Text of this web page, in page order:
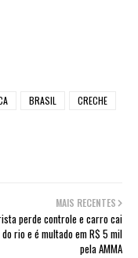
BRASIL
CRECHE
MAIS RECENTES
perde controle e carro cai
rio e é multado em R$ 5 mil
pela AMMA